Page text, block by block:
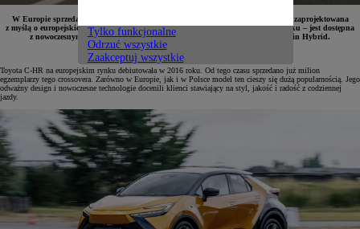
W Europie sprzedano już milion egzemplarzy Toyoty C-HR. Crossover ten
zaprojektowana
z myślą o europejskich kierowcach. Druga generacja modelu – w zależności od rynku – jest dostępna
z nowoczesnymi napędami hybrydowymi piątej generacji lub w wersji Plug-in Hybrid.
Toyota C-HR na europejskim rynku debiutowała w 2016 roku. Od tego czasu sprzedano już milion
egzemplarzy tego crossovera. Zarówno w Europie, jak i w Polsce model ten cieszy się dużą popularnością. Jego
odważny design i nowoczesne technologie docenili klienci stawiający na styl, jakość i radość z codziennej
jazdy.
Tylko funkcjonalne
Odrzuć wszystkie
Zaakceptuj wszystkie